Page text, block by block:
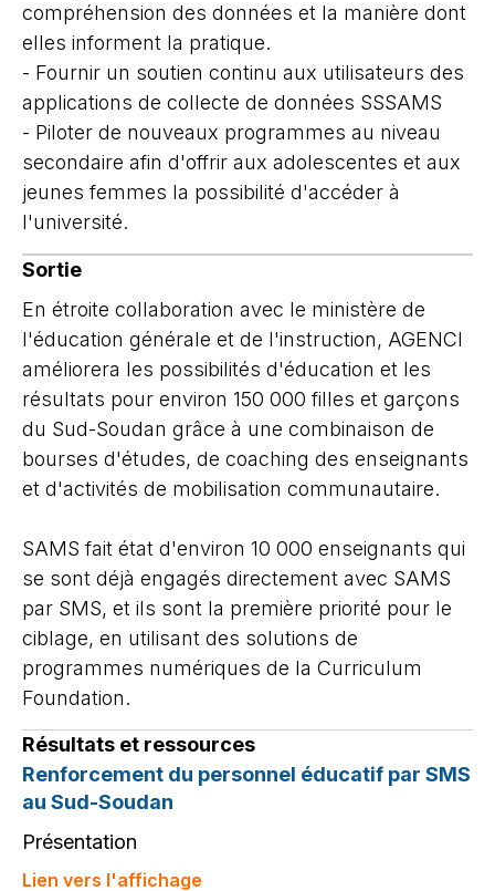
compréhension des données et la manière dont
elles informent la pratique.
- Fournir un soutien continu aux utilisateurs des
applications de collecte de données SSSAMS
- Piloter de nouveaux programmes au niveau
secondaire afin d'offrir aux adolescentes et aux
jeunes femmes la possibilité d'accéder à
l'université.
Sortie
En étroite collaboration avec le ministère de
l'éducation générale et de l'instruction, AGENCI
améliorera les possibilités d'éducation et les
résultats pour environ 150 000 filles et garçons
du Sud-Soudan grâce à une combinaison de
bourses d'études, de coaching des enseignants
et d'activités de mobilisation communautaire.
SAMS fait état d'environ 10 000 enseignants qui
se sont déjà engagés directement avec SAMS
par SMS, et ils sont la première priorité pour le
ciblage, en utilisant des solutions de
programmes numériques de la Curriculum
Foundation.
Résultats et ressources
Renforcement du personnel éducatif par SMS
au Sud-Soudan
Présentation
Lien vers l'affichage